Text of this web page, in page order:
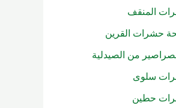
المنقف
حشرات القرين
من الصيدلية
سلوى
حطين